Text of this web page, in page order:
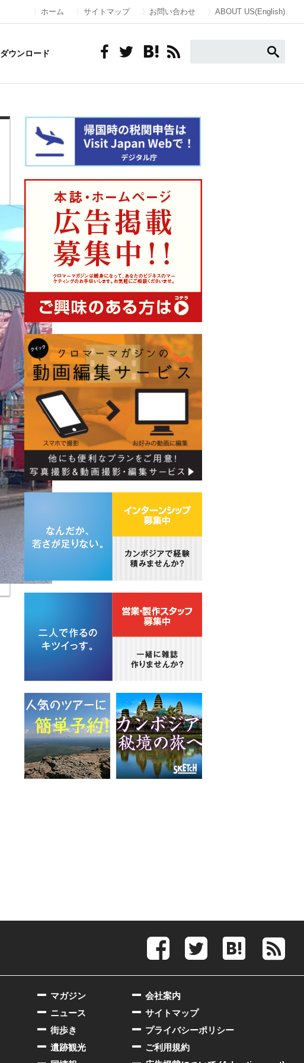
ホーム サイトマップ お問い合わせ ABOUT US(English)
ダウンロード
会社案内
サイトマップ
プライバシーポリシー
ご利用規約
マガジン
ニュース
街歩き
遺跡観光